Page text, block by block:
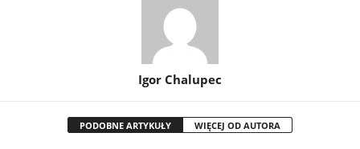
Igor Chalupec
PODOBNE ARTYKUŁY WIĘCEJ OD AUTORA